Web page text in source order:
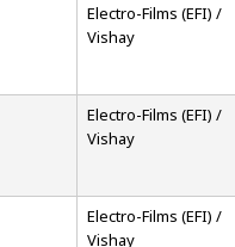
Electro-Films (EFI) /
Vishay
Electro-Films (EFI) /
Vishay
Electro-Films (EFI) /
Vishay